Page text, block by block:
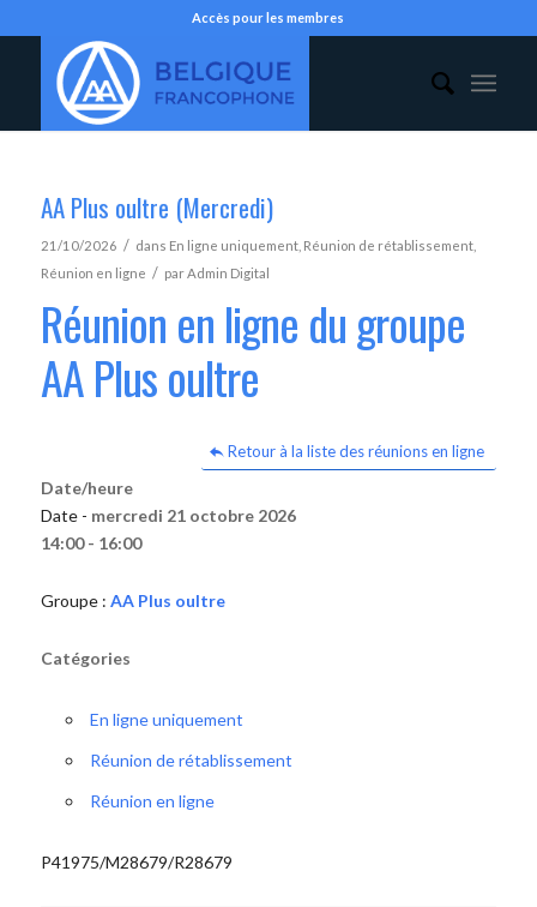
Accès pour les membres
AA Plus oultre (Mercredi)
21/10/2026 / dans En ligne uniquement, Réunion de rétablissement,
Réunion en ligne / parAdmin Digital
Réunion en ligne du groupe
AA Plus oultre
Retour à la liste des réunions en ligne
Date/heure
Date - mercredi 21 octobre 2026
14:00 - 16:00
Groupe : AA Plus oultre
Catégories
En ligne uniquement
Réunion de rétablissement
Réunion en ligne
P41975/M28679/R28679